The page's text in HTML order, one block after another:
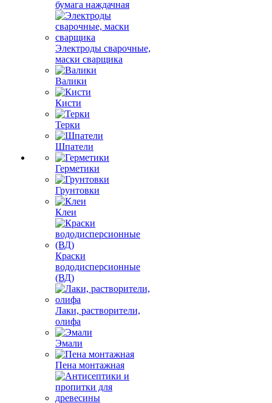
бумага наждачная
Электроды сварочные,
маски сварщика
Валики
Кисти
Терки
Шпатели
Герметики
Грунтовки
Клеи
Краски
вододисперсионные
(ВД)
Лаки, растворители,
олифа
Эмали
Пена монтажная